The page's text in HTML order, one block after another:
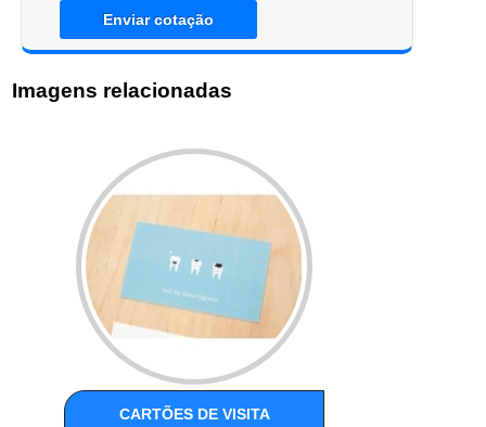
Enviar cotação
Imagens relacionadas
CARTÕES DE VISITA